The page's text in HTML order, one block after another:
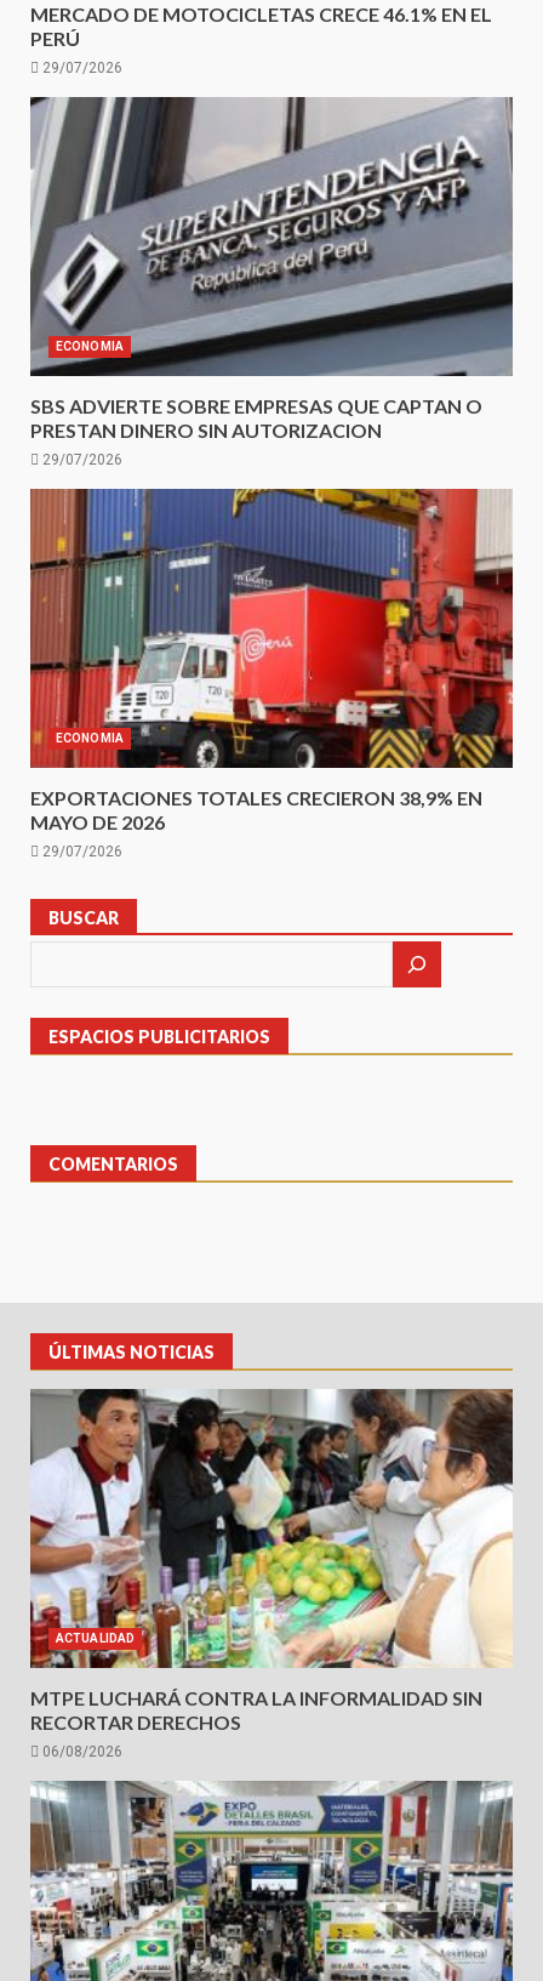
MERCADO DE MOTOCICLETAS CRECE 46.1% EN EL
PERÚ
29/07/2026
ECONOMIA
SBS ADVIERTE SOBRE EMPRESAS QUE CAPTAN O
PRESTAN DINERO SIN AUTORIZACION
29/07/2026
ECONOMIA
EXPORTACIONES TOTALES CRECIERON 38,9% EN
MAYO DE 2026
29/07/2026
BUSCAR
ESPACIOS PUBLICITARIOS
COMENTARIOS
ÚLTIMAS NOTICIAS
ACTUALIDAD
MTPE LUCHARÁ CONTRA LA INFORMALIDAD SIN
RECORTAR DERECHOS
06/08/2026